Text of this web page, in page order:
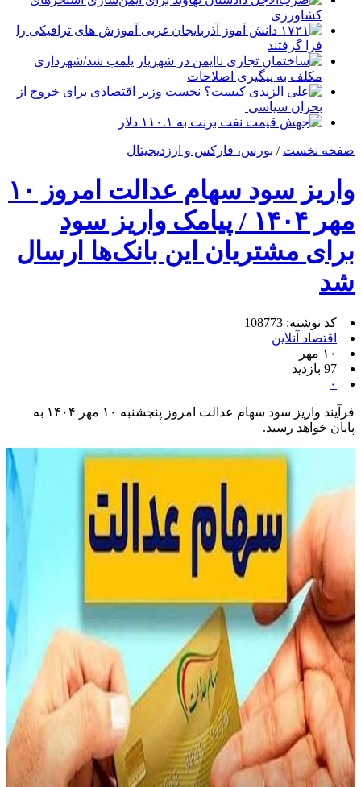
کشاورزی
۱۷۲۱ دانش آموز آذربایجان غربی آموزش های ترافیکی را
فرا گرفتند
ساختمان تجاری ناایمن در شهریار پلمب شد/شهرداری
مکلف به پیگیری اصلاحات
علی الزیدی کیست؟ نخست وزیر اقتصادی برای خروج از
بحران سیاسی
جهش قیمت نفت برنت به ۱۱۰.۱ دلار
صفحه نخست / بورس، فارکس و ارزدیجیتال
واریز سود سهام عدالت امروز ۱۰
مهر ۱۴۰۴ / پیامک واریز سود
برای مشتریان این بانک‌ها ارسال
شد
کد نوشته: 108773
اقتصاد آنلاین
۱۰ مهر
97 بازدید
۰
فرآیند واریز سود سهام عدالت امروز پنجشنبه ۱۰ مهر ۱۴۰۴ به
پایان خواهد رسید.